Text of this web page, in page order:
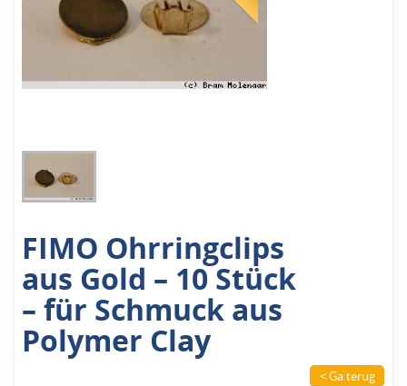
FIMO Ohrringclips
aus Gold – 10 Stück
– für Schmuck aus
Polymer Clay
< Ga terug